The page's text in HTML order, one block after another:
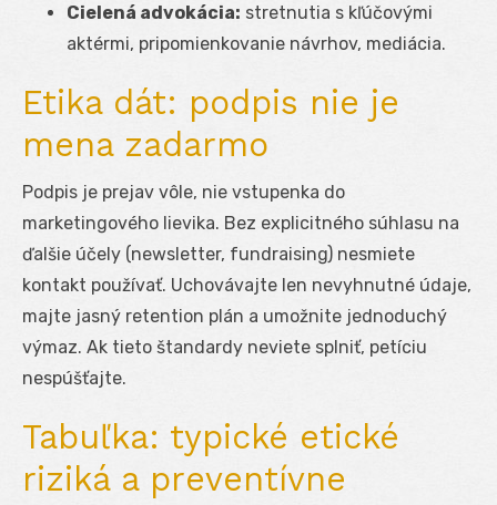
Cielená advokácia: stretnutia s kľúčovými
aktérmi, pripomienkovanie návrhov, mediácia.
Etika dát: podpis nie je
mena zadarmo
Podpis je prejav vôle, nie vstupenka do
marketingového lievika. Bez explicitného súhlasu na
ďalšie účely (newsletter, fundraising) nesmiete
kontakt používať. Uchovávajte len nevyhnutné údaje,
majte jasný retention plán a umožnite jednoduchý
výmaz. Ak tieto štandardy neviete splniť, petíciu
nespúšťajte.
Tabuľka: typické etické
riziká a preventívne